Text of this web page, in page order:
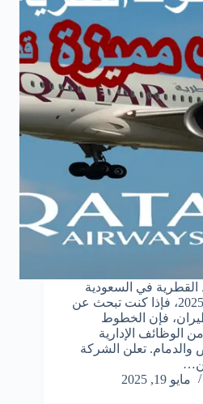
في السعودية
وظائف الخطوط القطرية 2025، فإذا كنت تبحث عن
فإن الخطوط
الوظائف الإدارية
والدمام. تعلن الشركة
مايو 19, 2025